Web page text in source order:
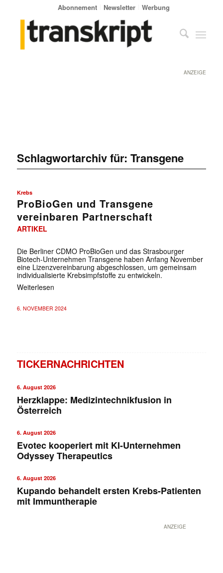
Abonnement Newsletter Werbung
ANZEIGE
Schlagwortarchiv für: Transgene
Krebs
ProBioGen und Transgene
vereinbaren Partnerschaft
ARTIKEL
Die Berliner CDMO ProBioGen und das Strasbourger
Biotech-Unternehmen Transgene haben Anfang November
eine Lizenzvereinbarung abgeschlossen, um gemeinsam
individualisierte Krebsimpfstoffe zu entwickeln.
Weiterlesen
6. NOVEMBER 2024
TICKERNACHRICHTEN
6. August 2026
Herzklappe: Medizintechnikfusion in
Österreich
6. August 2026
Evotec kooperiert mit KI-Unternehmen
Odyssey Therapeutics
6. August 2026
Kupando behandelt ersten Krebs-Patienten
mit Immuntherapie
ANZEIGE